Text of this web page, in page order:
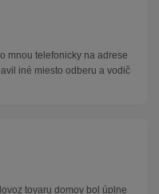
mnou telefonicky na adrese
iné miesto odberu a vodič
tovaru domov bol úplne